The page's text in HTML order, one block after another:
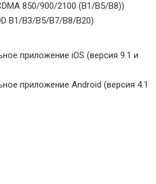
850/900/2100 (B1/B5/B8))
B1/B3/B5/B7/B8/B20)
приложение iOS (версия 9.1 и
приложение Android (версия 4.1